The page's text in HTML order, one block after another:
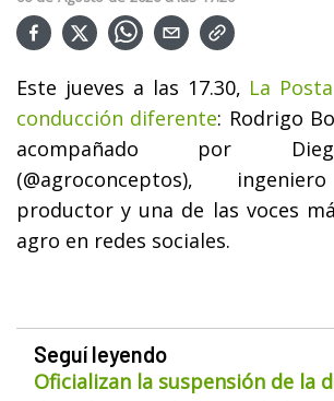
Este jueves a las 17.30, La
conducción diferente: Rodrigo
acompañado por
(@agroconceptos),
productor y una de las voces
agro en redes sociales.
Seguí leyendo
Oficializan la suspensión de la